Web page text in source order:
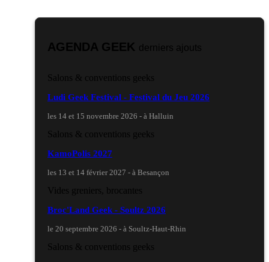
AGENDA GEEK derniers ajouts
Salons & conventions geeks
Ludi Geek Festival - Festival du Jeu 2026
les 14 et 15 novembre 2026 - à Halluin
Salons & conventions geeks
KamoPolis 2027
les 13 et 14 février 2027 - à Besançon
Vides greniers, brocantes
Broc'Land Geek - Soultz 2026
le 20 septembre 2026 - à Soultz-Haut-Rhin
Salons & conventions geeks